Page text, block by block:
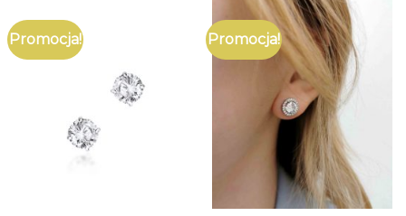
Promocja! Promocja!